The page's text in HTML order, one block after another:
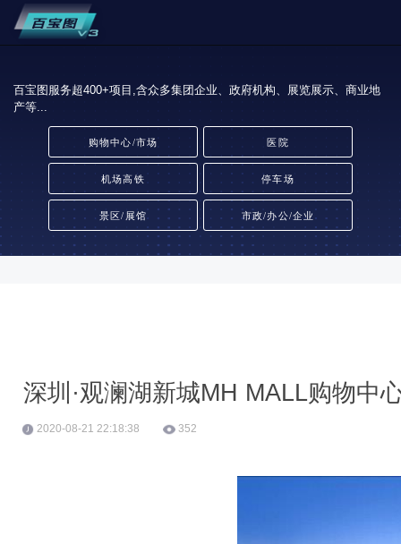
百宝图服务超400+项目,含众多集团企业、政府机构、展览展示、商业地
产等...
购物中心/市场 医院
机场高铁 停车场
景区/展馆 市政/办公/企业
深圳·观澜湖新城MH MALL购物中
2020-08-21 22:18:38 352